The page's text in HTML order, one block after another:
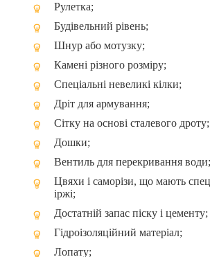
Рулетка;
Будівельний рівень;
Шнур або мотузку;
Камені різного розміру;
Спеціальні невеликі кілки;
Дріт для армування;
Сітку на основі сталевого дроту;
Дошки;
Вентиль для перекривання води;
Цвяхи і саморізи, що мають
іржі;
Достатній запас піску і цементу;
Гідроізоляційний матеріал;
Лопату;